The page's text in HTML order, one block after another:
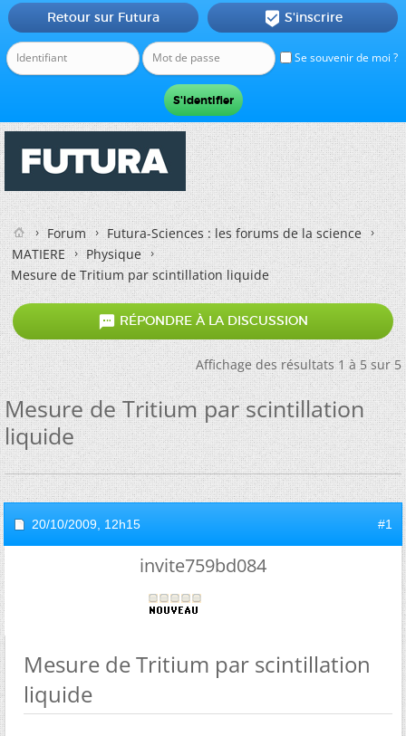
Se souvenir de moi ?
Retour sur Futura  S'inscrire
Forum
Futura-Sciences : les forums de la science
MATIERE
Physique
Mesure de Tritium par scintillation liquide
 RÉPONDRE À LA DISCUSSION
Affichage des résultats 1 à 5 sur 5
Mesure de Tritium par scintillation
liquide
20/10/2009, 12h15 #1
invite759bd084
Mesure de Tritium par scintillation
liquide